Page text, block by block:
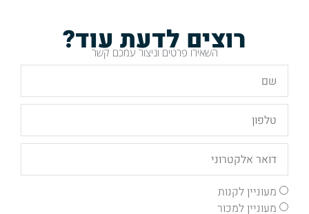
רוצים לדעת עוד?
השאירו פרטים וניצור עמכם קשר
מעוניין לקנות
מעוניין למכור